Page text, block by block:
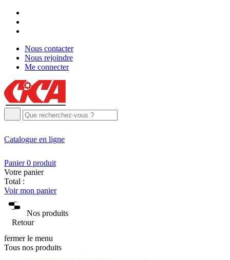
Nous contacter
Nous rejoindre
Me connecter
Catalogue en ligne
Panier 0 produit
Votre panier
Total :
Voir mon panier
Nos produits
Retour
fermer le menu
Tous nos produits